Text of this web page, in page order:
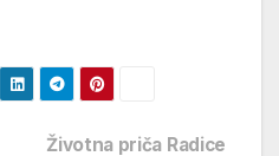
Životna priča Radice